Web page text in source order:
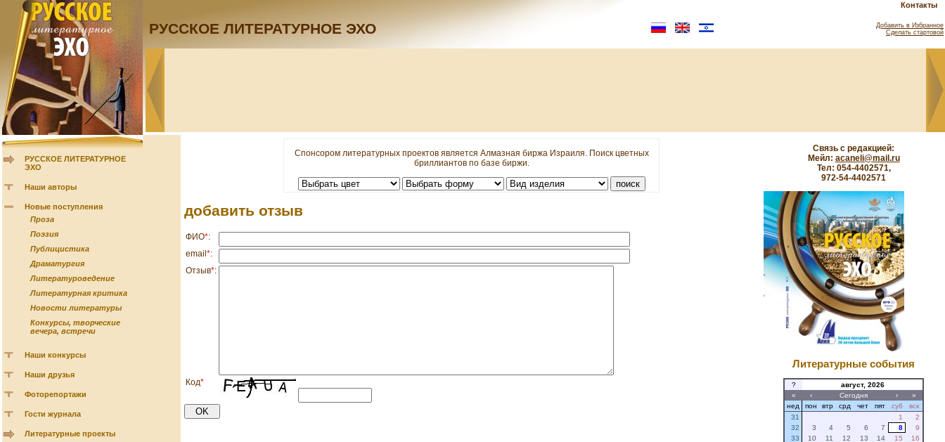
Контакты
РУССКОЕ ЛИТЕРАТУРНОЕ ЭХО
Добавить в Избранное
Сделать стартовой
РУССКОЕ ЛИТЕРАТУРНОЕ
ЭХО
Наши авторы
Новые поступления
Проза
Поэзия
Публицистика
Драматургия
Литературоведение
Литературная критика
Новости литературы
Конкурсы, творческие
вечера, встречи
Наши конкурсы
Наши друзья
Фоторепортажи
Гости журнала
Литературные проекты
Спонсором литературных проектов является Алмазная биржа Израиля. Поиск цветных
бриллиантов по базе биржи.
добавить отзыв
ФИО*:
email*:
Отзыв*:
Код*
Связь с редакцией:
Мейл: acaneli@mail.ru
Тел: 054-4402571,
972-54-4402571
Литературные события
?
август, 2026
«
‹ Сегодня ›
»
нед
пон втр срд чет пят суб
вск
31
1
2
32
3 4 5 6 7 8
9
33
10 11 12 13 14 15
16